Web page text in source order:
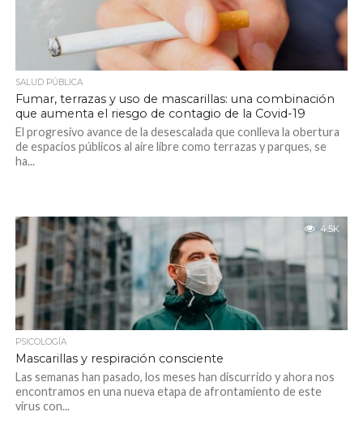
SALUD PÚBLICA
Fumar, terrazas y uso de mascarillas: una combinación
que aumenta el riesgo de contagio de la Covid-19
El progresivo avance de la desescalada que conlleva la obertura
de espacios públicos al aire libre como terrazas y parques, se
ha...
4.5K
PSICOLOGÍA
Mascarillas y respiración consciente
Las semanas han pasado, los meses han discurrido y ahora nos
encontramos en una nueva etapa de afrontamiento de este
virus con...